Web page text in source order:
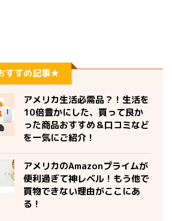
すすめ記事★
アメリカ生活必需品？！生活を
10倍豊かにした、買って良か
った商品おすすめ＆口コミなど
を一気にご紹介！
アメリカのAmazonプライムが
便利過ぎて神レベル！もう他で
買物できない理由がここにあ
る！